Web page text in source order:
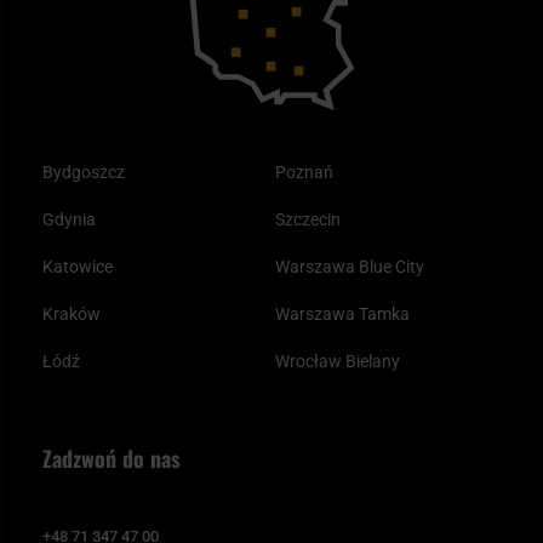
Bydgoszcz
Gdynia
Katowice
Kraków
Łódź
Poznań
Szczecin
Warszawa Blue City
Warszawa Tamka
Wrocław Bielany
Zadzwoń do nas
+48 71 347 47 00